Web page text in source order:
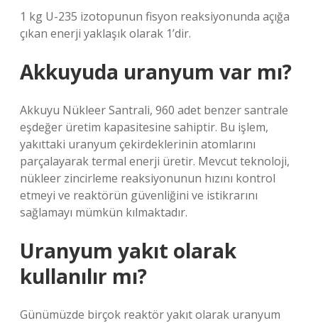
1 kg U-235 izotopunun fisyon reaksiyonunda açığa
çıkan enerji yaklaşık olarak 1’dir.
Akkuyuda uranyum var mı?
Akkuyu Nükleer Santrali, 960 adet benzer santrale
eşdeğer üretim kapasitesine sahiptir. Bu işlem,
yakıttaki uranyum çekirdeklerinin atomlarını
parçalayarak termal enerji üretir. Mevcut teknoloji,
nükleer zincirleme reaksiyonunun hızını kontrol
etmeyi ve reaktörün güvenliğini ve istikrarını
sağlamayı mümkün kılmaktadır.
Uranyum yakıt olarak
kullanılır mı?
Günümüzde birçok reaktör yakıt olarak uranyum